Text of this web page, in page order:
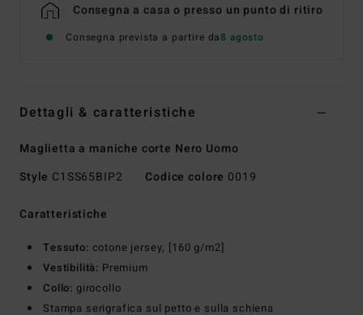
Consegna a casa o presso un punto di ritiro
Consegna prevista a partire da8 agosto
Dettagli & caratteristiche
Maglietta a maniche corte Nero Uomo
Style C1SS65BIP2 Codice colore 0019
Caratteristiche
Tessuto: cotone jersey, [160 g/m2]
Vestibilità: Premium
Collo: girocollo
Stampa serigrafica sul petto e sulla schiena